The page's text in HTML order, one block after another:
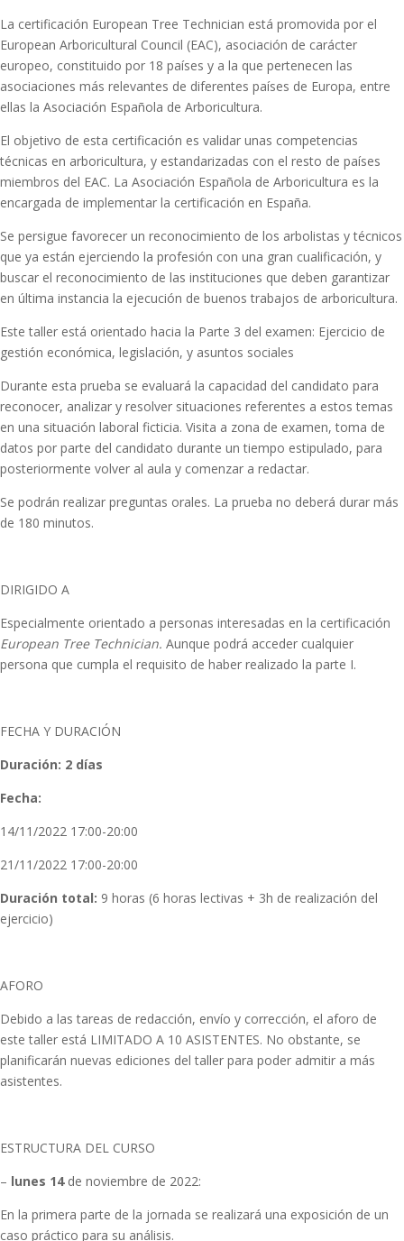
La certificación European Tree Technician está promovida por el
European Arboricultural Council (EAC), asociación de carácter
europeo, constituido por 18 países y a la que pertenecen las
asociaciones más relevantes de diferentes países de Europa, entre
ellas la Asociación Española de Arboricultura.
El objetivo de esta certificación es validar unas competencias
técnicas en arboricultura, y estandarizadas con el resto de países
miembros del EAC. La Asociación Española de Arboricultura es la
encargada de implementar la certificación en España.
Se persigue favorecer un reconocimiento de los arbolistas y técnicos
que ya están ejerciendo la profesión con una gran cualificación, y
buscar el reconocimiento de las instituciones que deben garantizar
en última instancia la ejecución de buenos trabajos de arboricultura.
Este taller está orientado hacia la Parte 3 del examen: Ejercicio de
gestión económica, legislación, y asuntos sociales
Durante esta prueba se evaluará la capacidad del candidato para
reconocer, analizar y resolver situaciones referentes a estos temas
en una situación laboral ficticia. Visita a zona de examen, toma de
datos por parte del candidato durante un tiempo estipulado, para
posteriormente volver al aula y comenzar a redactar.
Se podrán realizar preguntas orales. La prueba no deberá durar más
de 180 minutos.
DIRIGIDO A
Especialmente orientado a personas interesadas en la certificación
European Tree Technician. Aunque podrá acceder cualquier
persona que cumpla el requisito de haber realizado la parte I.
FECHA Y DURACIÓN
Duración: 2 días
Fecha:
14/11/2022 17:00-20:00
21/11/2022 17:00-20:00
Duración total: 9 horas (6 horas lectivas + 3h de realización del
ejercicio)
AFORO
Debido a las tareas de redacción, envío y corrección, el aforo de
este taller está LIMITADO A 10 ASISTENTES. No obstante, se
planificarán nuevas ediciones del taller para poder admitir a más
asistentes.
ESTRUCTURA DEL CURSO
– lunes 14de noviembre de 2022:
En la primera parte de la jornada se realizará una exposición de un
caso práctico para su análisis.